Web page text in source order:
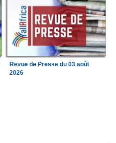
Revue de Presse du 03 août
2026